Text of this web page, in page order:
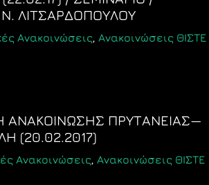
ΛΙΤΣΑΡΔΟΠΟΥΛΟΥ
Ανακοινώσεις, Ανακοινώσεις ΘΙΣΤΕ
ΑΝΑΚΟΙΝΩΣΗΣ ΠΡΥΤΑΝΕΙΑΣ—
(20.02.2017)
Ανακοινώσεις, Ανακοινώσεις ΘΙΣΤΕ